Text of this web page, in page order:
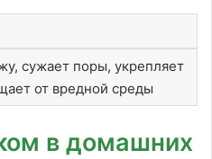
сужает поры, укрепляет
от вредной среды
в домашних